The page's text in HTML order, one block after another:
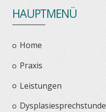
HAUPTMENÜ
Home
Praxis
Leistungen
Dysplasiesprechstunde